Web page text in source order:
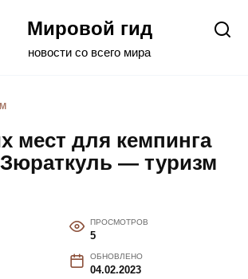
Мировой гид
новости со всего мира
мест для кемпинга
— туризм
ПРОСМОТРОВ
5
ОБНОВЛЕНО
04.02.2023